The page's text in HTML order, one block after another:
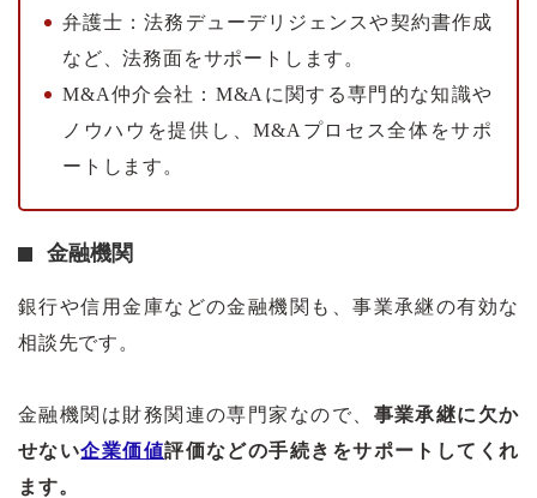
弁護士：法務デューデリジェンスや契約書作成
など、法務面をサポートします。
M&A仲介会社：M&Aに関する専門的な知識や
ノウハウを提供し、M&Aプロセス全体をサポ
ートします。
金融機関
銀行や信用金庫などの金融機関も、事業承継の有効な
相談先です。
金融機関は財務関連の専門家なので、 事業承継に欠か
せない企業価値評価などの手続きをサポートしてくれ
ます。